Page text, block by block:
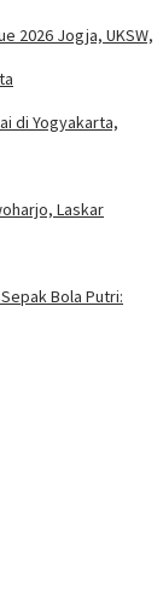
2026 Jogja, UKSW,
di Yogyakarta,
Laskar
Bola Putri: